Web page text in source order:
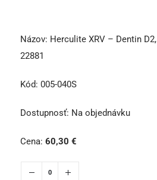
Názov: Herculite XRV – Dentin D2,
22881
Kód: 005-040S
Dostupnosť: Na objednávku
Cena: 60,30 €